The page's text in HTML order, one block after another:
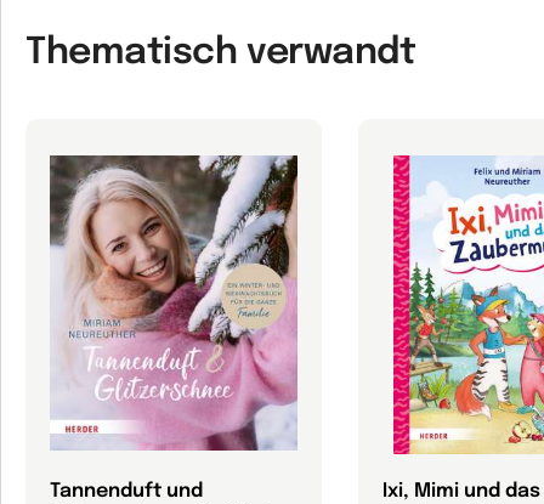
Thematisch verwandt
Tannenduft und
Ixi, Mimi und das